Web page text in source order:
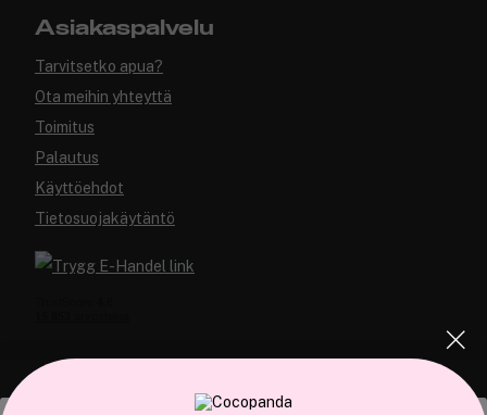
Asiakaspalvelu
Tarvitsetko apua?
Ota meihin yhteyttä
Toimitus
Palautus
Käyttöehdot
Tietosuojakäytäntö